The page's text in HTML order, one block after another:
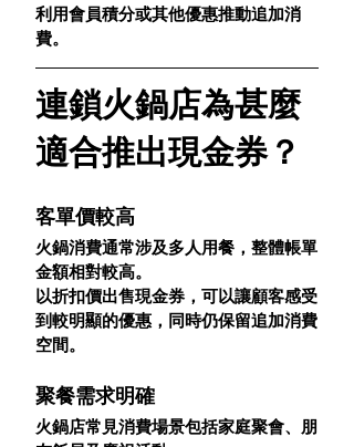
利用會員積分或其他優惠推動追加消
費。
連鎖火鍋店為甚麼
適合推出現金券？
客單價較高
火鍋消費通常涉及多人用餐，整體帳單
金額相對較高。
以折扣價出售現金券，可以讓顧客感受
到較明顯的優惠，同時仍保留追加消費
空間。
聚餐需求明確
火鍋店常見消費場景包括家庭聚會、朋